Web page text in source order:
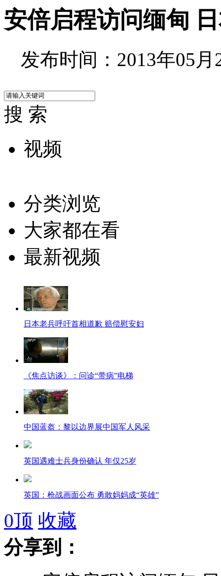
安倍启程访问缅甸
发布时间：2013年05月
搜 索
视频
分类浏览
大家都在看
最新视频
日本老兵呼吁首相道歉 赔偿慰安妇
《焦点访谈》：问诊“带病”电梯
中国蓝盔：黎以边界展中国军人风采
英国遇难士兵身份确认 年仅25岁
英国：枪战画面公布 勇敢妈妈成“英雄”
习近平会见金正恩特使:中方希望重启六方会谈进程
0顶 收藏
分享到：